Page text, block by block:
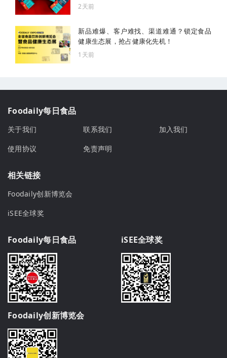
2天前
新品难爆、客户难找、渠道难通？锁定食品
健康生态展，抢占健康化先机！
1天前
Foodaily每日食品
关于我们 联系我们
加入我们
使用协议
免责声明
相关链接
Foodaily创新博览会
iSEE全球奖
Foodaily每日食品 iSEE全球奖
Foodaily创新博览会